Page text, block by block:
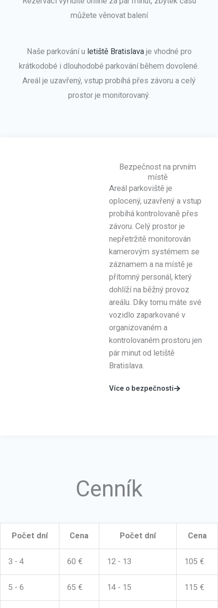
můžete věnovat balení
Naše parkování u letiště Bratislavaje vhodné pro
krátkodobé i dlouhodobé parkování během dovolené.
Areál je uzavřený, vstup probíhá přes závoru a celý
prostor je monitorovaný.
Bezpečnost na prvním
místě
Areál parkoviště je
oplocený, uzavřený a vstup
probíhá kontrolovaně přes
závoru. Celý prostor je
nepřetržitě monitorován
kamerovým systémem se
záznamem a na místě je
přítomný personál, který
dohlíží na běžný provoz
areálu. Díky tomu máte své
vozidlo zaparkované v
organizovaném a
kontrolovaném prostoru jen
pár minut od letiště
Bratislava.
Více o bezpečnosti
Cenník
Počet dní Cena Počet dní Cena
3 - 4 60 € 12 - 13 105 €
5 - 6 65 € 14 - 15 115 €